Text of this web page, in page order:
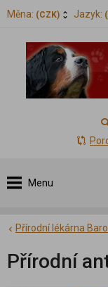
Měna: (CZK) Jazyk:
Menu
Přírodní lékárna
Přírodní